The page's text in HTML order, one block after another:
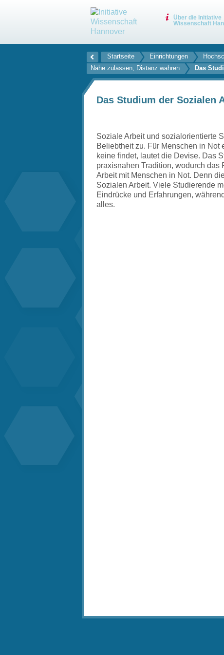
Über die Initiative
Wissenschaft
Startseite Einrichtungen
Nähe zulassen, Distanz wahren
Das
Das Studium der Sozialen
Soziale Arbeit und sozialorientierte
Beliebtheit zu. Für Menschen in
keine findet, lautet die Devise. Das
praxisnahen Tradition, wodurch das
Arbeit mit Menschen in Not. Denn
Sozialen Arbeit. Viele Studierende
Eindrücke und Erfahrungen,
alles.